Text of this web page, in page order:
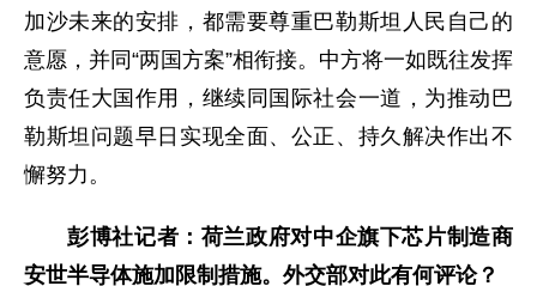
加沙未来的安排，都需要尊重巴勒斯坦人民自己的
意愿，并同“两国方案”相衔接。中方将一如既往发挥
负责任大国作用，继续同国际社会一道，为推动巴
勒斯坦问题早日实现全面、公正、持久解决作出不
懈努力。
彭博社记者：荷兰政府对中企旗下芯片制造商
安世半导体施加限制措施。外交部对此有何评论？